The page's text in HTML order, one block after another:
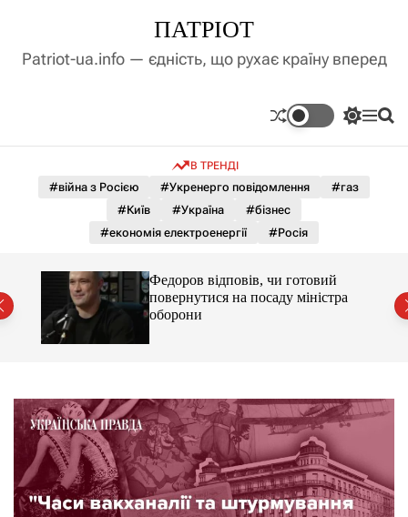
д
у
ПАТРІОТ
Patriot-ua.info — єдність, що рухає країну вперед
П
м
о
л
ь
г
о
р
е
ж
и
м
у
М П
В ТРЕНДІ
#війна з Росією #Укренерго повідомлення
#газ
#Київ
#Україна
#бізнес
#економія електроенергії
#Росія
Федоров відповів, чи готовий
повернутися на посаду міністра
оборони